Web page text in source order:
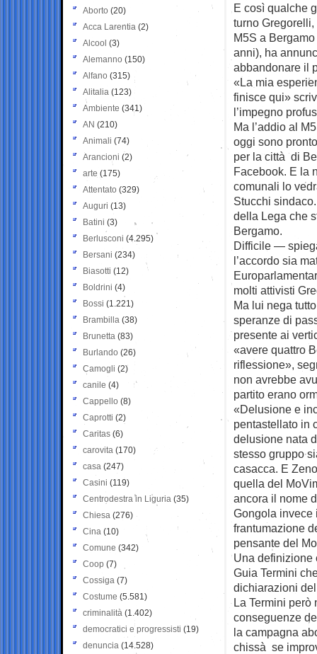
E così qualche
turno
M5S a
anni), ha
abbandonare il
«La mia
finisce qui»
l’impegno
Ma l’addio al
oggi sono
per la città di
Facebook. E la
comunali lo
Stucchi
della Lega che
Bergamo.
Difficile —
l’accordo sia
molti attivisti
Ma lui nega
speranze di
presente ai
«avere quattro
riflessione»,
non avrebbe
partito erano
«Delusione e
pentastellato in
delusione nata
stesso gruppo
casacca. E
quella del
ancora il nome
Gongola invece
frantumazione
pensante del
Una definizione
Guia Termini
dichiarazioni
La Termini però
conseguenze
la campagna
chissà se
Aborto (20)
Acca Larentia (2)
Alcool (3)
Alemanno (150)
Alfano (315)
Alitalia (123)
Ambiente (341)
AN (210)
Animali (74)
Arancioni (2)
arte (175)
Attentato (329)
Auguri (13)
Batini (3)
Berlusconi (4.295)
Bersani (234)
Biasotti (12)
Boldrini (4)
Bossi (1.221)
Brambilla (38)
Brunetta (83)
Burlando (26)
Camogli (2)
canile (4)
Cappello (8)
Caprotti (2)
Caritas (6)
carovita (170)
casa (247)
Casini (119)
Centrodestra in Liguria (35)
Chiesa (276)
Cina (10)
Comune (342)
Coop (7)
Cossiga (7)
Costume (5.581)
criminalità (1.402)
democratici e progressisti (19)
denuncia (14.528)